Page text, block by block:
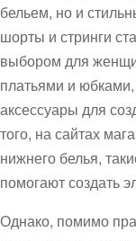
бельем, но и
шорты и стринги
выбором для
платьями и юбками,
аксессуары для
того, на сайтах
нижнего белья,
помогают создать
Однако, помимо